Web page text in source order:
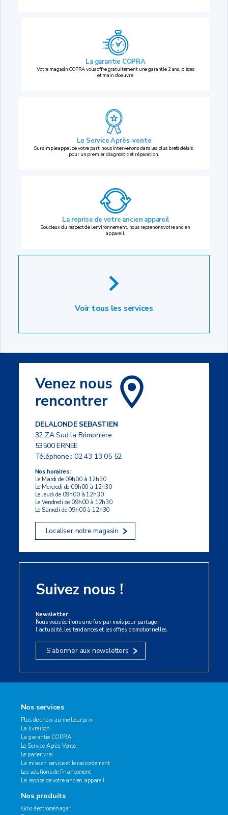
La garantie COPRA
Votre magasin COPRA vous offre gratuitement une garantie 2 ans, pièces
et main d’oeuvre.
Le Service Après-vente
Sur simple appel de votre part, nous intervenons dans les plus brefs délais,
pour un premier diagnostic et réparation.
La reprise de votre ancien appareil
Soucieux du respect de l’environnement, nous reprenons votre ancien
appareil.
Voir tous les services
Venez nous
rencontrer
DELALONDE SEBASTIEN
32 ZA Sud la Brimonière
53500 ERNEE
Téléphone :02 43 13 05 52
Nos horaires :
Le Mardi de 09h00 à 12h30
Le Mercredi de 09h00 à 12h30
Le Jeudi de 09h00 à 12h30
Le Vendredi de 09h00 à 12h30
Le Samedi de 09h00 à 12h30
Localiser notre magasin
Suivez nous !
Newsletter
Nous vous écrirons une fois par mois pour partager
l’actualité, les tendances et les offres promotionnelles.
S’abonner aux newsletters
Nos services
Plus de choix au meilleur prix
La livraison
La garantie COPRA
Le Service Après-Vente
Le parler vrai
La mise en service et le raccordement
Les solutions de financement
La reprise de votre ancien appareil
Nos produits
Gros électroménager